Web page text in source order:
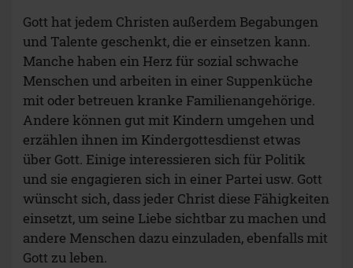
Gott hat jedem Christen außerdem Begabungen
und Talente geschenkt, die er einsetzen kann.
Manche haben ein Herz für sozial schwache
Menschen und arbeiten in einer Suppenküche
mit oder betreuen kranke Familienangehörige.
Andere können gut mit Kindern umgehen und
erzählen ihnen im Kindergottesdienst etwas
über Gott. Einige interessieren sich für Politik
und sie engagieren sich in einer Partei usw. Gott
wünscht sich, dass jeder Christ diese Fähigkeiten
einsetzt, um seine Liebe sichtbar zu machen und
andere Menschen dazu einzuladen, ebenfalls mit
Gott zu leben.